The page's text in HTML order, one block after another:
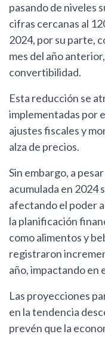
pasando de niveles
cifras cercanas al
2024, por su parte,
mes del año
convertibilidad.
Esta reducción se
implementadas por
ajustes fiscales y
alza de precios.
Sin embargo, a
acumulada en 2024
afectando el poder
la planificación
como alimentos y
registraron
año, impactando en
Las proyecciones
en la tendencia
prevén que la